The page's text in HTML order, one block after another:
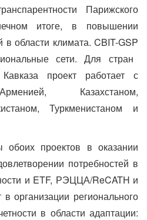
Парижского
итоге, в повышении
в области климата. CBIT-GSP
сети. Для стран
проект работает с
Казахстаном,
Туркменистаном и
проектов в оказании
потребностей в
и ETF, РЭЦЦА/ReCATH и
в организации регионального
в области адаптации: